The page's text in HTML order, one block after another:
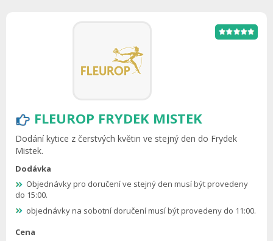
FLEUROP FRYDEK MISTEK
Dodání kytice z čerstvých květin ve stejný den do Frydek
Mistek.
Dodávka
Objednávky pro doručení ve stejný den musí být provedeny
do 15:00.
objednávky na sobotní doručení musí být provedeny do 11:00.
Cena